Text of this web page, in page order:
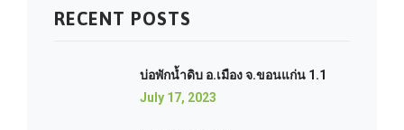
RECENT POSTS
บ่อพักน้ำดิบ อ.เมือง จ.ขอนแก่น 1.1
July 17, 2023